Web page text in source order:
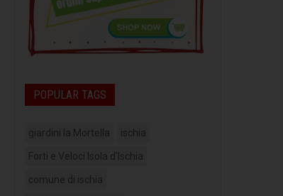
POPULAR TAGS
giardini la Mortella ischia
Forti e Veloci Isola d'Ischia
comune di ischia